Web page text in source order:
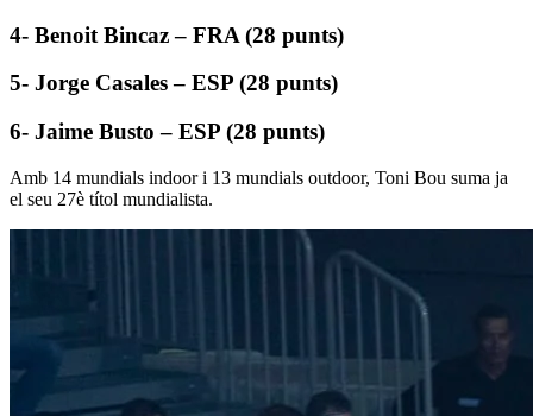
4- Benoit Bincaz – FRA (28 punts)
5- Jorge Casales – ESP (28 punts)
6- Jaime Busto – ESP (28 punts)
Amb 14 mundials indoor i 13 mundials outdoor, Toni Bou suma ja
el seu 27è títol mundialista.